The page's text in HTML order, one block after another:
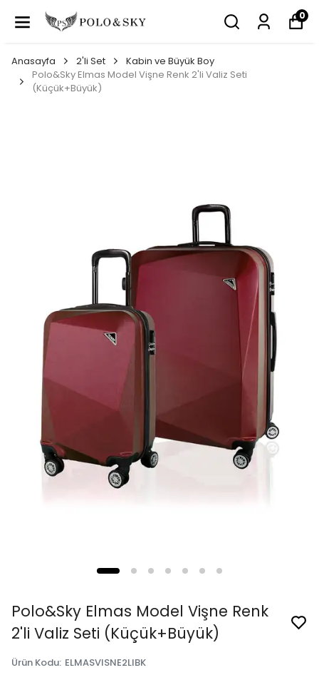
0
Anasayfa 2'li Set
Kabin ve Büyük Boy
Polo&Sky Elmas Model Vişne Renk 2'li Valiz Seti
(Küçük+Büyük)
Polo&Sky Elmas Model Vişne Renk
2'li Valiz Seti (Küçük+Büyük)
Ürün Kodu: ELMASVISNE2LIBK